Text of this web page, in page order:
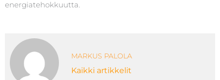
energiatehokkuutta.
MARKUS PALOLA
Kaikki artikkelit